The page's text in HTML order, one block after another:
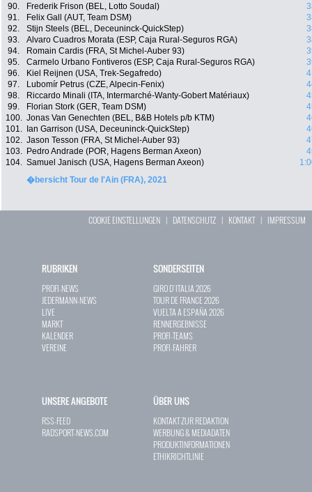
90.
Frederik Frison (BEL, Lotto Soudal)
91.
Felix Gall (AUT, Team DSM)
92.
Stijn Steels (BEL, Deceuninck-QuickStep)
93.
Alvaro Cuadros Morata (ESP, Caja Rural-Seguros RGA)
94.
Romain Cardis (FRA, St Michel-Auber 93)
95.
Carmelo Urbano Fontiveros (ESP, Caja Rural-Seguros RGA)
96.
Kiel Reijnen (USA, Trek-Segafredo)
97.
Lubomír Petrus (CZE, Alpecin-Fenix)
98.
Riccardo Minali (ITA, Intermarché-Wanty-Gobert Matériaux)
99.
Florian Stork (GER, Team DSM)
100. Jonas Van Genechten (BEL, B&B Hotels p/b KTM)
101.
Ian Garrison (USA, Deceuninck-QuickStep)
102. Jason Tesson (FRA, St Michel-Auber 93)
103.
Pedro Andrade (POR, Hagens Berman Axeon)
104. Samuel Janisch (USA, Hagens Berman Axeon)
�bersicht Tour de l'Ain (FRA), 2021
COOKIE EINSTELLUNGEN | DATENSCHUTZ | KONTAKT| IMPRESSUM
RUBRIKEN
PROFI-NEWS
JEDERMANN-NEWS
LIVE
MARKT
KALENDER
VEREINE
SONDERSEITEN
GIRO D`ITALIA 2026
TOUR DE FRANCE 2026
VUELTA A ESPAÑA 2026
RENNERGEBNISSE
PROFI-TEAMS
PROFI-FAHRER
UNSERE ANGEBOTE
RSS-FEED
RADSPORT-NEWS.COM
ÜBER UNS
KONTAKT ZUR REDAKTION
WERBUNG & MEDIADATEN
PRODUKTINFORMATIONEN
ETHIKRICHTLINIE